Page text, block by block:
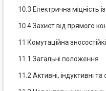
10.3 Електрична міцність
10.4 Захист від прямого
11 Комутаційна
11.1 Загальні положення
11.2 Активні, індуктивні